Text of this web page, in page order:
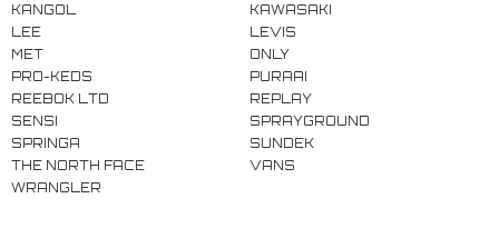
KANGOL
KAWASAKI
LEE
LEVIS
MET
ONLY
PRO-KEDS
PURAAI
REEBOK LTD
REPLAY
SENSI
SPRAYGROUND
SPRINGA
SUNDEK
THE NORTH FACE
VANS
WRANGLER